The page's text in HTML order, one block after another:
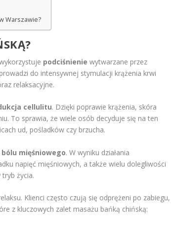
Warszawie?
podciśnienie wytwarzane przez
do intensywnej stymulacji krążenia krwi
relaksacyjne.
cellulitu. Dzięki poprawie krążenia, skóra
To sprawia, że wiele osób decyduje się na ten
ud, pośladków czy brzucha.
bólu mięśniowego. W wyniku działania
napięć mięśniowych, a także wielu dolegliwości
życia.
Klienci często czują się odprężeni po zabiegu,
z kluczowych zalet masażu bańką chińską: